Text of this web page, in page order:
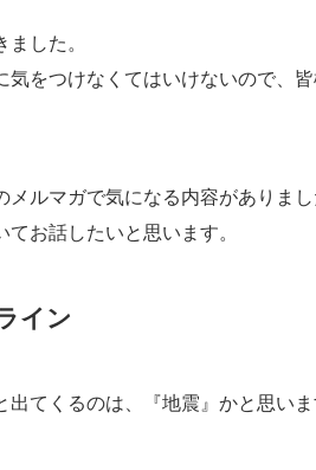
した。
気をつけなくてはいけないので、
メルマガで気になる内容がありま
お話したいと思います。
イン
出てくるのは、『地震』かと思いま